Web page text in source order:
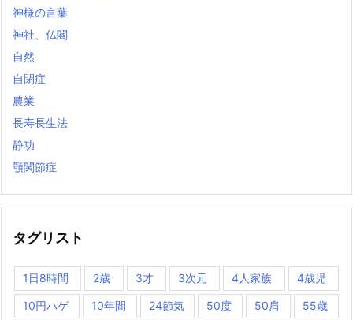
神様の言葉
神社、仏閣
自然
自閉症
農業
長寿長生法
静功
顎関節症
タグリスト
1日8時間 2歳 3才 3次元 4人家族 4歳児
10円ハゲ 10年間 24節気 50度 50肩 55歳